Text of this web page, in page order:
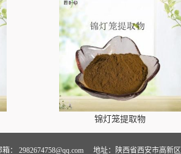
锦灯笼提取物
箱： 2982674758@qq.com 地址：陕西省西安市高新